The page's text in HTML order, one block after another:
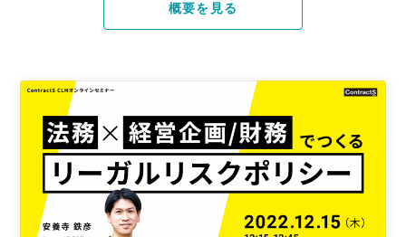
概要を見る